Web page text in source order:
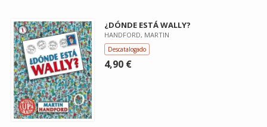
¿DÓNDE ESTÁ WALLY?
HANDFORD, MARTIN
Descatalogado
4,90 €